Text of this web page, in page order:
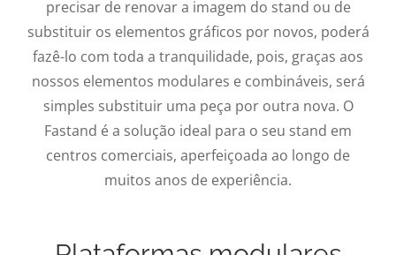
precisar de renovar a imagem do stand ou de
substituir os elementos gráficos por novos, poderá
fazê-lo com toda a tranquilidade, pois, graças aos
nossos elementos modulares e combináveis, será
simples substituir uma peça por outra nova. O
Fastand é a solução ideal para o seu stand em
centros comerciais, aperfeiçoada ao longo de
muitos anos de experiência.